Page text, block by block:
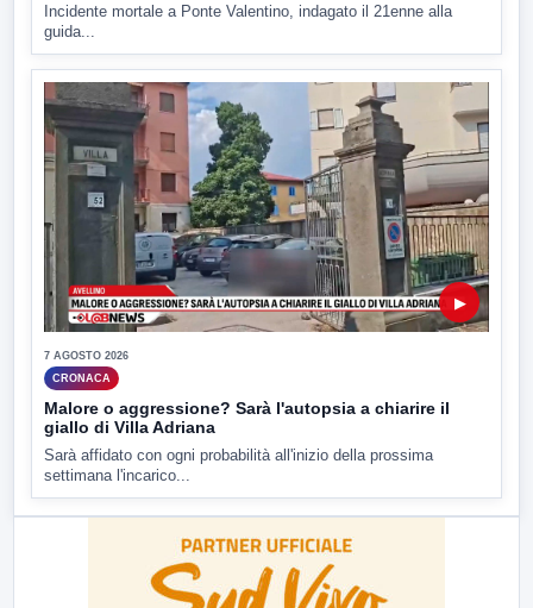
Incidente mortale a Ponte Valentino, indagato il 21enne alla
guida...
▶
7 AGOSTO 2026
CRONACA
Malore o aggressione? Sarà l'autopsia a chiarire il
giallo di Villa Adriana
Sarà affidato con ogni probabilità all'inizio della prossima
settimana l'incarico...